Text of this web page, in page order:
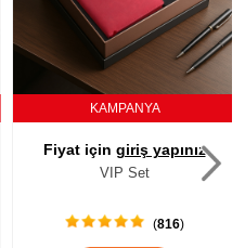
KAMPANYA
Fiyat için giriş yapınız
VIP Set
( 816)